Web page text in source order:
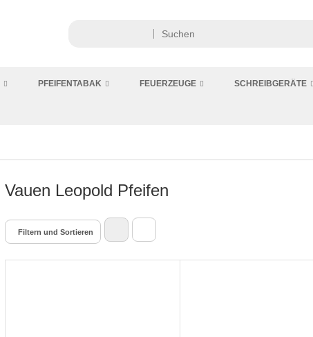
PFEIFENTABAK FEUERZEUGE SCHREIBGERÄTE
Vauen Leopold Pfeifen
Filtern und Sortieren